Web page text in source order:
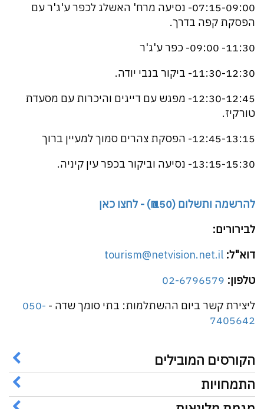
07:15-09:00- נסיעה מרח' האשלג לכפר ע'ג'ר עם
הפסקת קפה בדרך.
11:30- 09:00- כפר ע'ג'ר
11:30-12:30- ביקור בנבי יודה.
12:30-12:45- מפגש עם דייגים והיכרות עם מסעדת
טורקיז.
12:45-13:15- הפסקת צהרים סמוך למעיין ברוך
13:15-15:30- נסיעה וביקור בכפר עין קיניה.
להרשמה ותשלום (150 ₪) - לחצו כאן
לבירורים:
דוא"ל: tourism@netvision.net.il
טלפון: 02-6796579
ליצירת קשר ביום ההשתלמות: בתי סומך שדה - 050-
7405642
הקורסים המובילים
התמחויות